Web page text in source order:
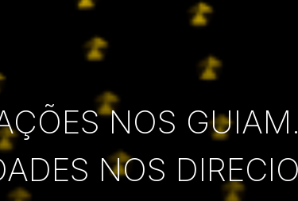
NOS GUIAM.
NOS